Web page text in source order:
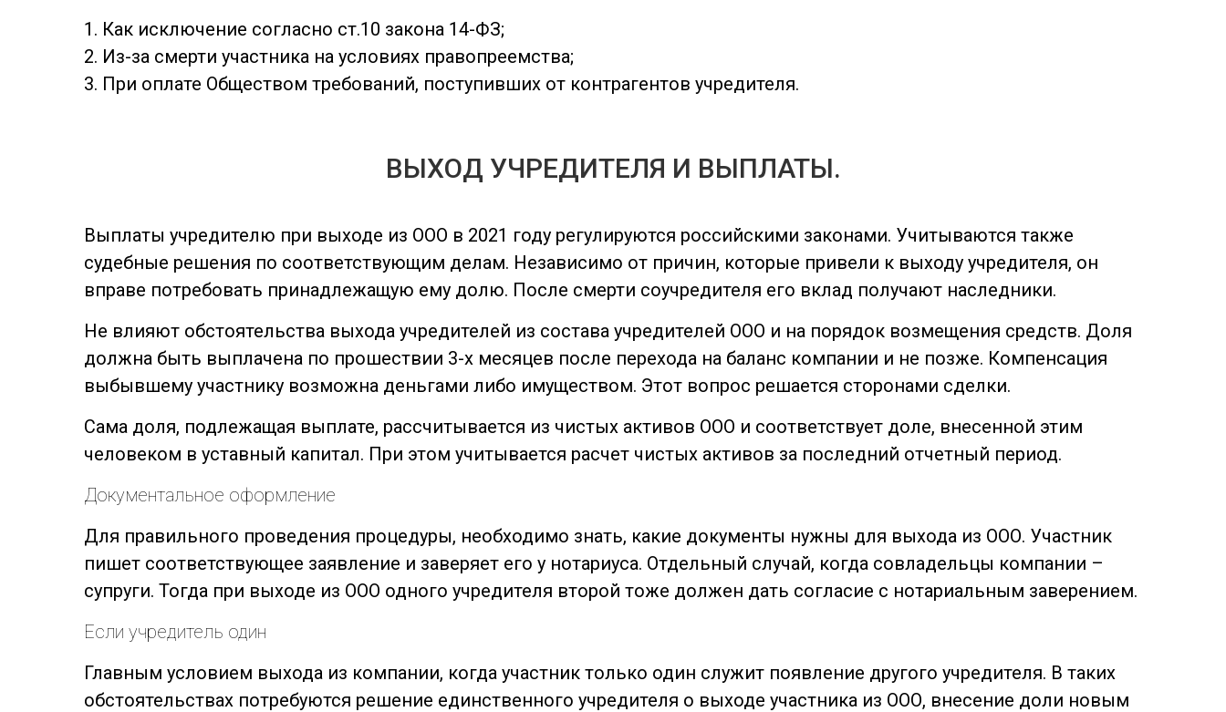
1. Как исключение согласно ст.10 закона 14-ФЗ;
2. Из-за смерти участника на условиях правопреемства;
3. При оплате Обществом требований, поступивших от контрагентов учредителя.
ВЫХОД УЧРЕДИТЕЛЯ И ВЫПЛАТЫ.
Выплаты учредителю при выходе из ООО в 2021 году регулируются российскими законами. Учитываются также
судебные решения по соответствующим делам. Независимо от причин, которые привели к выходу учредителя, он
вправе потребовать принадлежащую ему долю. После смерти соучредителя его вклад получают наследники.
Не влияют обстоятельства выхода учредителей из состава учредителей ООО и на порядок возмещения средств. Доля
должна быть выплачена по прошествии 3-х месяцев после перехода на баланс компании и не позже. Компенсация
выбывшему участнику возможна деньгами либо имуществом. Этот вопрос решается сторонами сделки.
Сама доля, подлежащая выплате, рассчитывается из чистых активов ООО и соответствует доле, внесенной этим
человеком в уставный капитал. При этом учитывается расчет чистых активов за последний отчетный период.
Документальное оформление
Для правильного проведения процедуры, необходимо знать, какие документы нужны для выхода из ООО. Участник
пишет соответствующее заявление и заверяет его у нотариуса. Отдельный случай, когда совладельцы компании –
супруги. Тогда при выходе из ООО одного учредителя второй тоже должен дать согласие с нотариальным заверением.
Если учредитель один
Главным условием выхода из компании, когда участник только один служит появление другого учредителя. В таких
обстоятельствах потребуются решение единственного учредителя о выходе участника из ООО, внесение доли новым